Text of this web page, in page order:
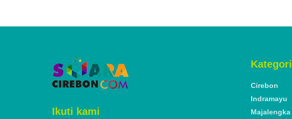
Ikuti kami
Kategori
Cirebon
Indramayu
Majalengka